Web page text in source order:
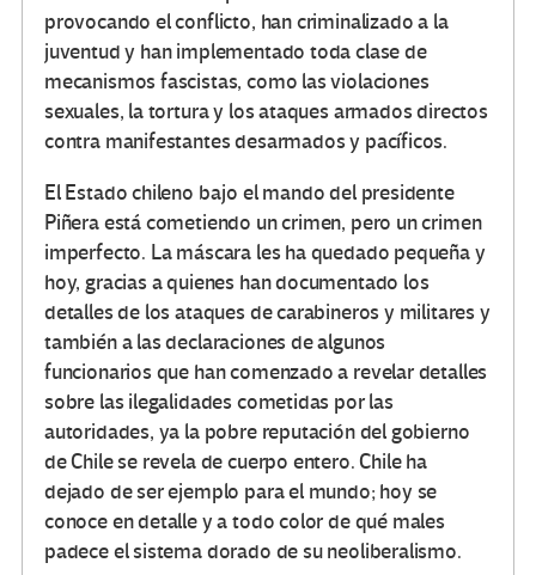
provocando el conflicto, han criminalizado a la
juventud y han implementado toda clase de
mecanismos fascistas, como las violaciones
sexuales, la tortura y los ataques armados directos
contra manifestantes desarmados y pacíficos.
El Estado chileno bajo el mando del presidente
Piñera está cometiendo un crimen, pero un crimen
imperfecto. La máscara les ha quedado pequeña y
hoy, gracias a quienes han documentado los
detalles de los ataques de carabineros y militares y
también a las declaraciones de algunos
funcionarios que han comenzado a revelar detalles
sobre las ilegalidades cometidas por las
autoridades, ya la pobre reputación del gobierno
de Chile se revela de cuerpo entero. Chile ha
dejado de ser ejemplo para el mundo; hoy se
conoce en detalle y a todo color de qué males
padece el sistema dorado de su neoliberalismo.